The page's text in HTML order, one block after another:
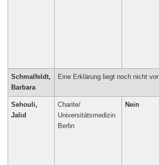
Schmalfeldt,
Barbara
Eine Erklärung liegt noch nicht vor
Sehouli,
Jalid
Charite/
Universitätsmedizin
Berlin
Nein